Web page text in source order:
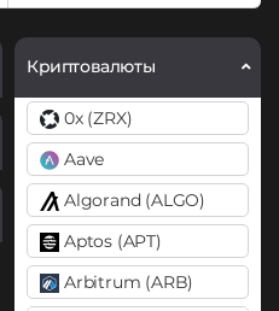
Криптовалюты
0x (ZRX)
Aave
Algorand (ALGO)
Aptos (APT)
Arbitrum (ARB)